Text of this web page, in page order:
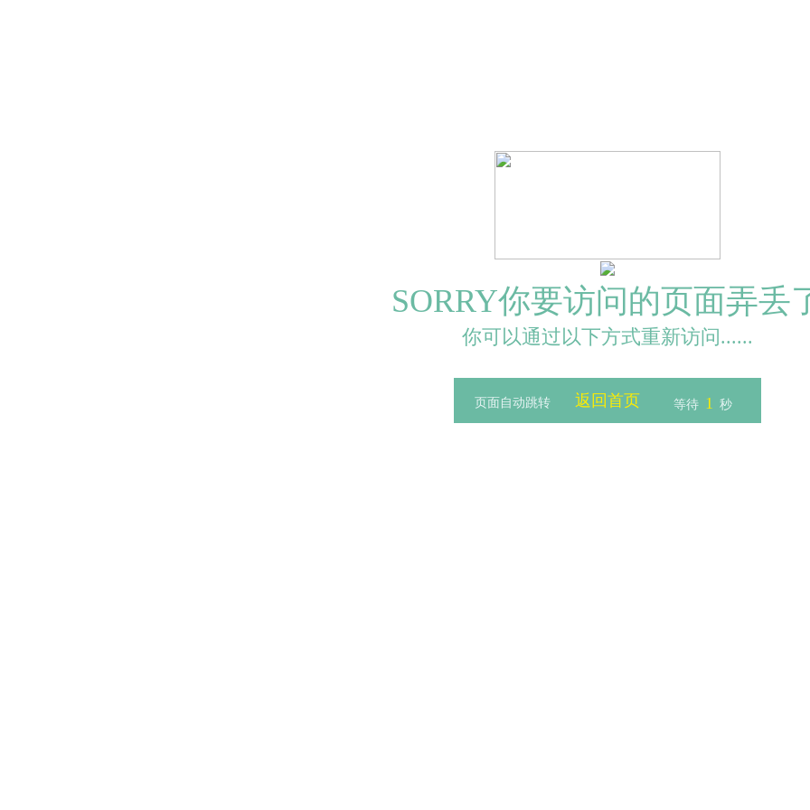
SORRY你要访问的页面弄丢
你可以通过以下方式重新访问......
页面自动跳转 返回首页 等待 1 秒